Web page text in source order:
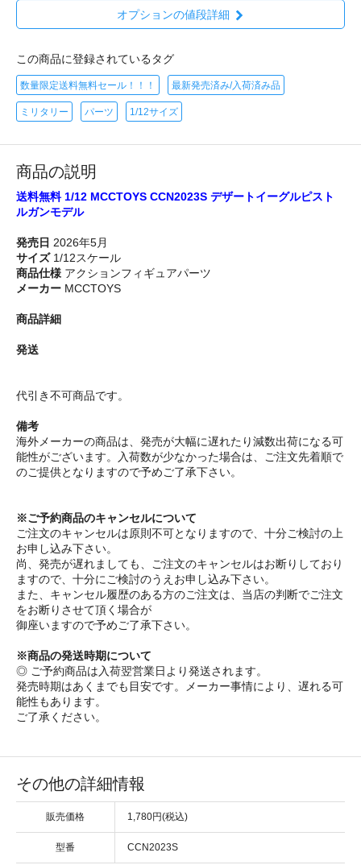
オプションの値段詳細
この商品に登録されているタグ
数量限定送料無料セール！！！ 最新発売済み/入荷済み品
ミリタリー パーツ 1/12サイズ
商品の説明
送料無料 1/12 MCCTOYS CCN2023S デザートイーグルピスト
ルガンモデル
発売日 2026年5月
サイズ1/12スケール
商品仕様 アクションフィギュアパーツ
メーカー MCCTOYS
商品詳細
発送
代引き不可商品です。
備考
海外メーカーの商品は、発売が大幅に遅れたり減数出荷になる可
能性がございます。入荷数が少なかった場合は、ご注文先着順で
のご提供となりますので予めご了承下さい。
※ご予約商品のキャンセルについて
ご注文のキャンセルは原則不可となりますので、十分ご検討の上
お申し込み下さい。
尚、発売が遅れましても、ご注文のキャンセルはお断りしており
ますので、十分にご検討のうえお申し込み下さい。
また、キャンセル履歴のある方のご注文は、当店の判断でご注文
をお断りさせて頂く場合が
御座いますので予めご了承下さい。
※商品の発送時期について
◎ ご予約商品は入荷翌営業日より発送されます。
発売時期はあくまでも目安です。メーカー事情により、遅れる可
能性もあります。
ご了承ください。
その他の詳細情報
販売価格 1,780円(税込)
型番 CCN2023S